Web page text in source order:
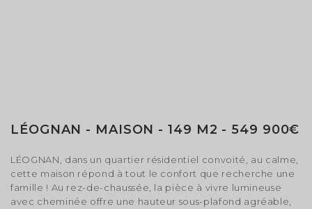
LÉOGNAN - MAISON - 149 M2 - 549 900€
LÉOGNAN, dans un quartier résidentiel convoité, au calme,
cette maison répond à tout le confort que recherche une
famille ! Au rez-de-chaussée, la pièce à vivre lumineuse
avec cheminée offre une hauteur sous-plafond agréable,